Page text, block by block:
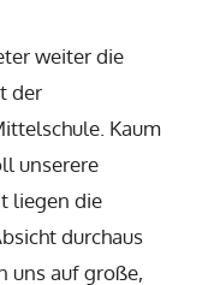
weiter die
der
Kaum
unserere
liegen die
durchaus
uns auf große,